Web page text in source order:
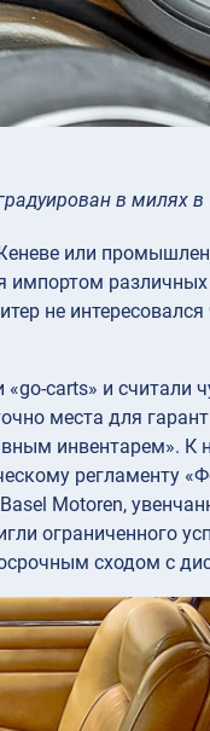
в милях в
или
импортом
не
carts» и считали
места для
инвентарем». К
Motoren,
ограниченного
сходом с